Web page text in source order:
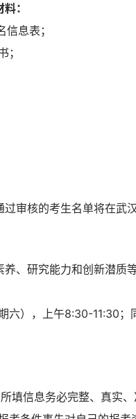
：
息表；
审核的考生名单将在武
、研究能力和创新潜质
），上午8:30-11:30
填信息务必完整、真实、